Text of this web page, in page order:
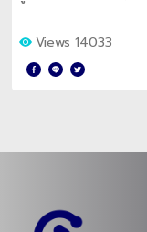
Views 14033